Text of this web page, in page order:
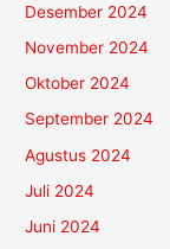
Desember 2024
November 2024
Oktober 2024
September 2024
Agustus 2024
Juli 2024
Juni 2024